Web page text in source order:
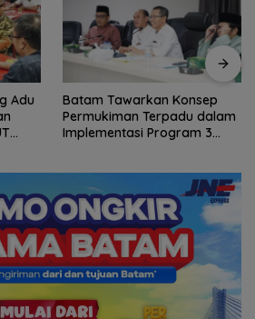
Adu
Batam Tawarkan Konsep
Permukiman Terpadu dalam
Implementasi Program 3